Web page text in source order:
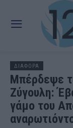
ΔΙΑΦΟΡΑ
Μπέρδεψε
Ζύγουλη:
γάμο του